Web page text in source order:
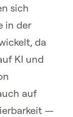
sich
in der
da
KI und
auf
—